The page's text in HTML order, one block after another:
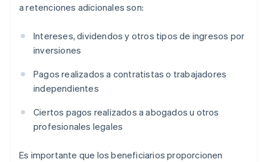
a retenciones adicionales son:
Intereses, dividendos y otros tipos de ingresos por
inversiones
Pagos realizados a contratistas o trabajadores
independientes
Ciertos pagos realizados a abogados u otros
profesionales legales
Es importante que los beneficiarios proporcionen